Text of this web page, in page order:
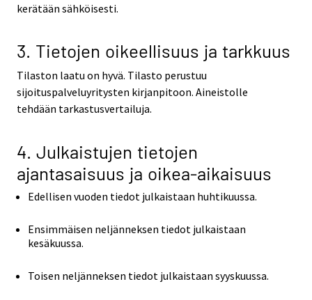
kerätään sähköisesti.
3. Tietojen oikeellisuus ja tarkkuus
Tilaston laatu on hyvä. Tilasto perustuu
sijoituspalveluyritysten kirjanpitoon. Aineistolle
tehdään tarkastusvertailuja.
4. Julkaistujen tietojen
ajantasaisuus ja oikea-aikaisuus
Edellisen vuoden tiedot julkaistaan huhtikuussa.
Ensimmäisen neljänneksen tiedot julkaistaan
kesäkuussa.
Toisen neljänneksen tiedot julkaistaan syyskuussa.